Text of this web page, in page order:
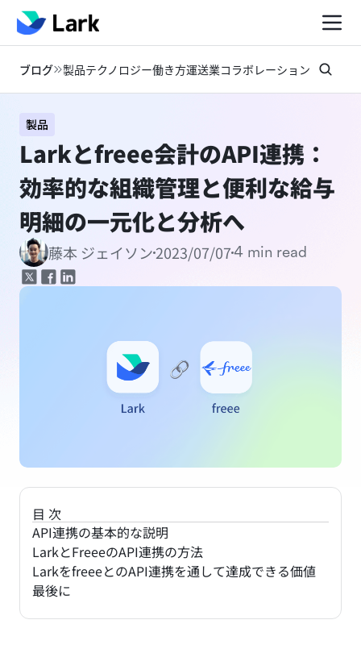
ブログ 製品テクノロジー働き方運送業コラボレーション お知らせ
製品
Larkとfreee会計のAPI連携：
効率的な組織管理と便利な給与
明細の一元化と分析へ
藤本 ジェイソン2023/07/074 min read
目次
API連携の基本的な説明
LarkとFreeeのAPI連携の方法
LarkをfreeeとのAPI連携を通して達成できる価値
最後に